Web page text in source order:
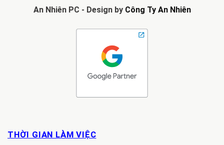
An Nhiên PC - Design by Công Ty An Nhiên
THỜI GIAN LÀM VIỆC